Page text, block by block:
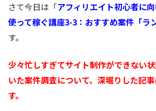
さて今日は「アフィリエイト初心者に
使って稼ぐ講座3-3：おすすめ案件「ラ
す。
少々忙しすぎてサイト制作ができない
いた案件調査について、深堀りした記
す。